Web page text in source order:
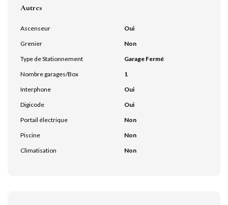
Autres
Ascenseur
Oui
Grenier
Non
Type de Stationnement
Garage Fermé
Nombre garages/Box
1
Interphone
Oui
Digicode
Oui
Portail électrique
Non
Piscine
Non
Climatisation
Non